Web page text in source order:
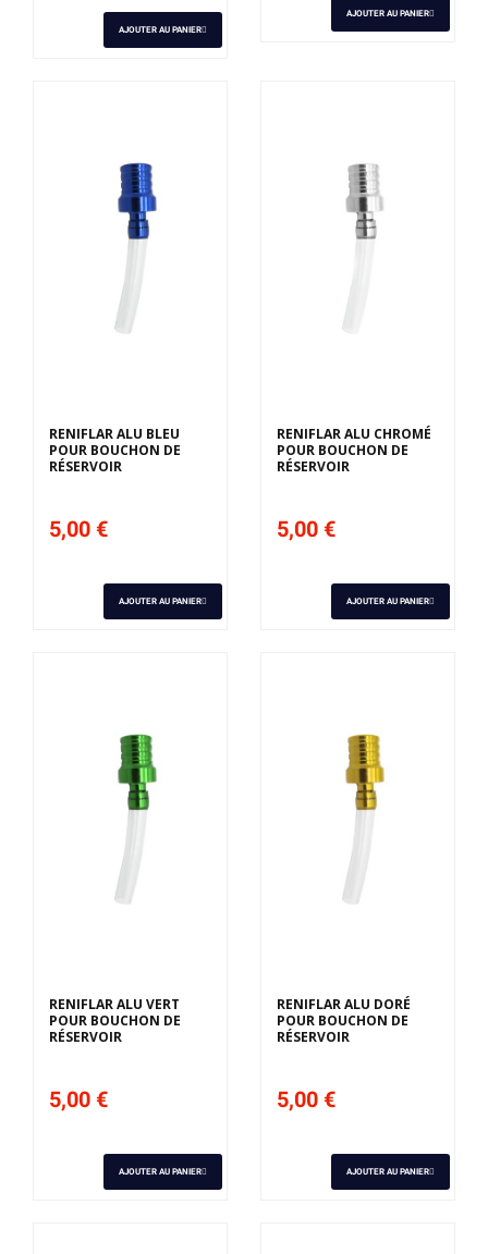
AJOUTER AU PANIER
AJOUTER AU PANIER
RENIFLAR ALU BLEU
POUR BOUCHON DE
RÉSERVOIR
5,00 €
AJOUTER AU PANIER
RENIFLAR ALU CHROMÉ
POUR BOUCHON DE
RÉSERVOIR
5,00 €
AJOUTER AU PANIER
RENIFLAR ALU VERT
POUR BOUCHON DE
RÉSERVOIR
5,00 €
AJOUTER AU PANIER
RENIFLAR ALU DORÉ
POUR BOUCHON DE
RÉSERVOIR
5,00 €
AJOUTER AU PANIER